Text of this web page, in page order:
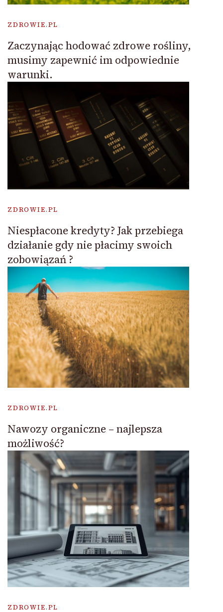
ZDROWIE.PL
Zaczynając hodować zdrowe rośliny,
musimy zapewnić im odpowiednie
warunki.
ZDROWIE.PL
Niespłacone kredyty? Jak przebiega
działanie gdy nie płacimy swoich
zobowiązań ?
ZDROWIE.PL
Nawozy organiczne – najlepsza
możliwość?
ZDROWIE.PL